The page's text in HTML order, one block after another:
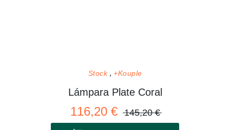
Stock +Kouple
Lámpara Plate Coral
116,20 € 145,20 €